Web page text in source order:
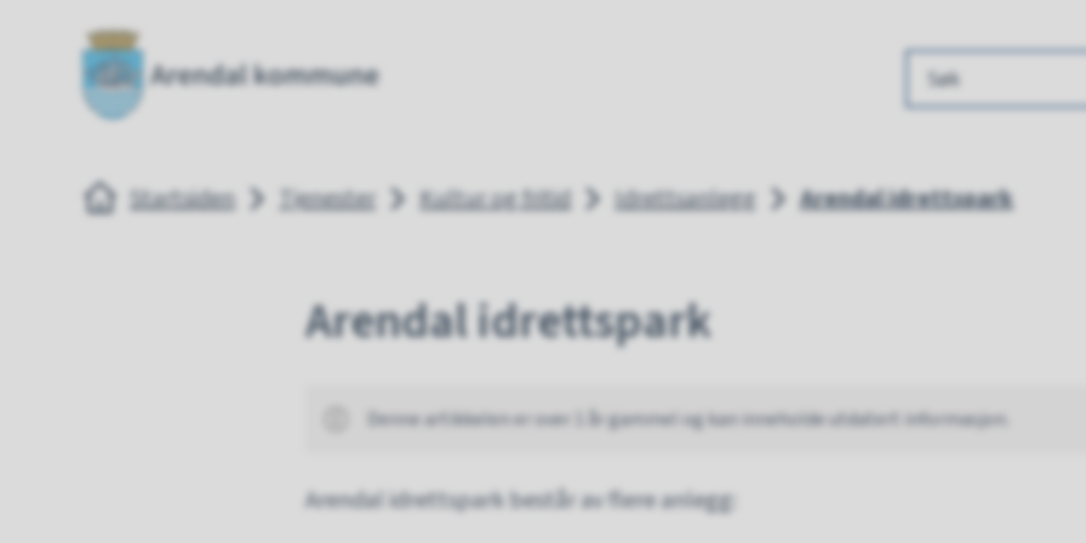
Arendal kommune
Du er her:Startsiden Tjenester Kultur og fritid Idrettsanlegg Arendal idrettspark
Arendal idrettspark
Denne artikkelen er over 1 år gammel og kan inneholde utdatert informasjon.
Arendal idrettspark består av flere anlegg: